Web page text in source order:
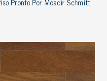
Pronto Por Moacir Schmitt